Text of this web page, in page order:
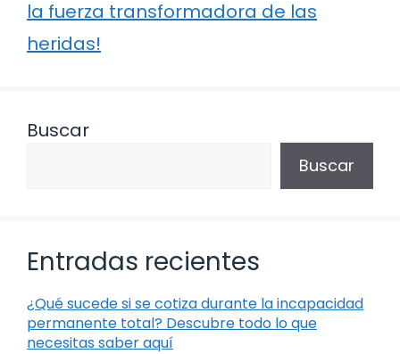
la fuerza transformadora de las
heridas!
Buscar
Buscar
Entradas recientes
¿Qué sucede si se cotiza durante la incapacidad
permanente total? Descubre todo lo que
necesitas saber aquí